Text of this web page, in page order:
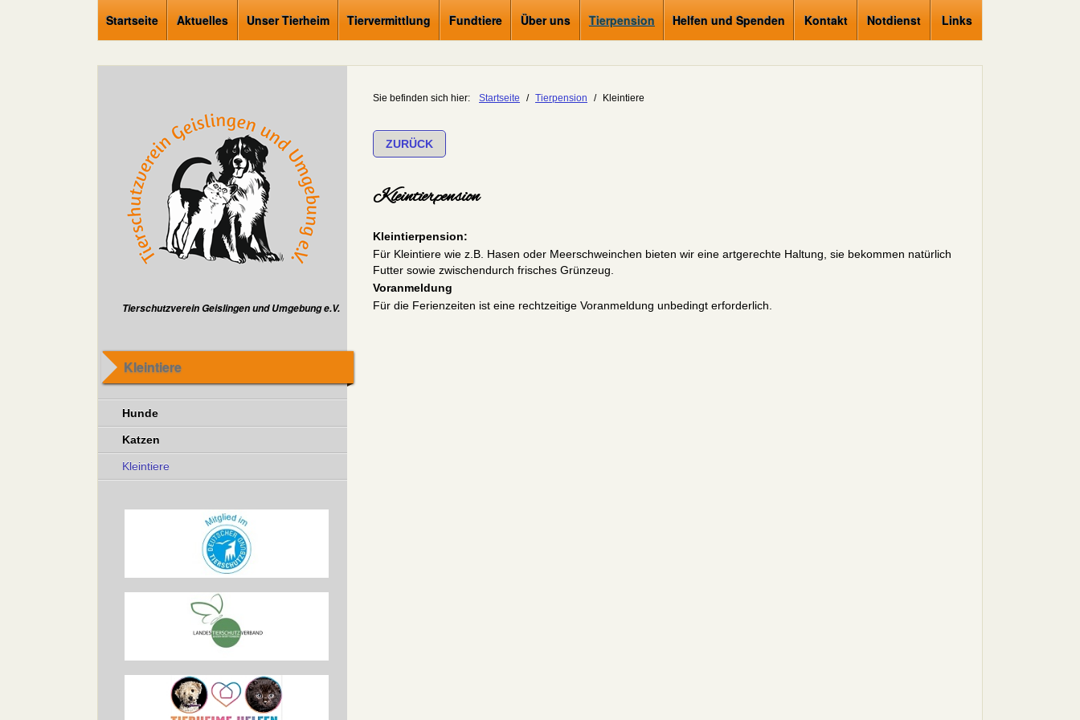
Startseite Aktuelles Unser Tierheim Tiervermittlung Fundtiere Über uns Tierpension Helfen und Spenden Kontakt Notdienst Links
Tierschutzverein Geislingen und Umgebung e.V.
Kleintiere
Hunde
Katzen
Kleintiere
Sie befinden sich hier: Startseite / Tierpension / Kleintiere
ZURÜCK
Kleintierpension
Kleintierpension:
Für Kleintiere wie z.B. Hasen oder Meerschweinchen bieten wir eine artgerechte Haltung, sie bekommen natürlich
Futter sowie zwischendurch frisches Grünzeug.
Voranmeldung
Für die Ferienzeiten ist eine rechtzeitige Voranmeldung unbedingt erforderlich.